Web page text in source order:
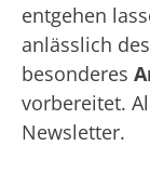
entgehen
anlässlich
besonderes
vorbereitet.
Newsletter.